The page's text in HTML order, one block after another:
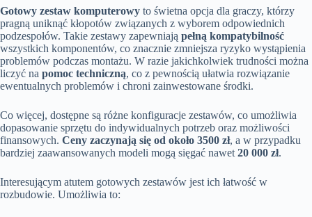
Gotowy zestaw komputerowy to świetna opcja dla graczy, którzy
pragną uniknąć kłopotów związanych z wyborem odpowiednich
podzespołów. Takie zestawy zapewniają pełną kompatybilność
wszystkich komponentów, co znacznie zmniejsza ryzyko wystąpienia
problemów podczas montażu. W razie jakichkolwiek trudności można
liczyć na pomoc techniczną, co z pewnością ułatwia rozwiązanie
ewentualnych problemów i chroni zainwestowane środki.
Co więcej, dostępne są różne konfiguracje zestawów, co umożliwia
dopasowanie sprzętu do indywidualnych potrzeb oraz możliwości
finansowych. Ceny zaczynają się od około 3500 zł, a w przypadku
bardziej zaawansowanych modeli mogą sięgać nawet 20 000 zł.
Interesującym atutem gotowych zestawów jest ich łatwość w
rozbudowie. Umożliwia to: